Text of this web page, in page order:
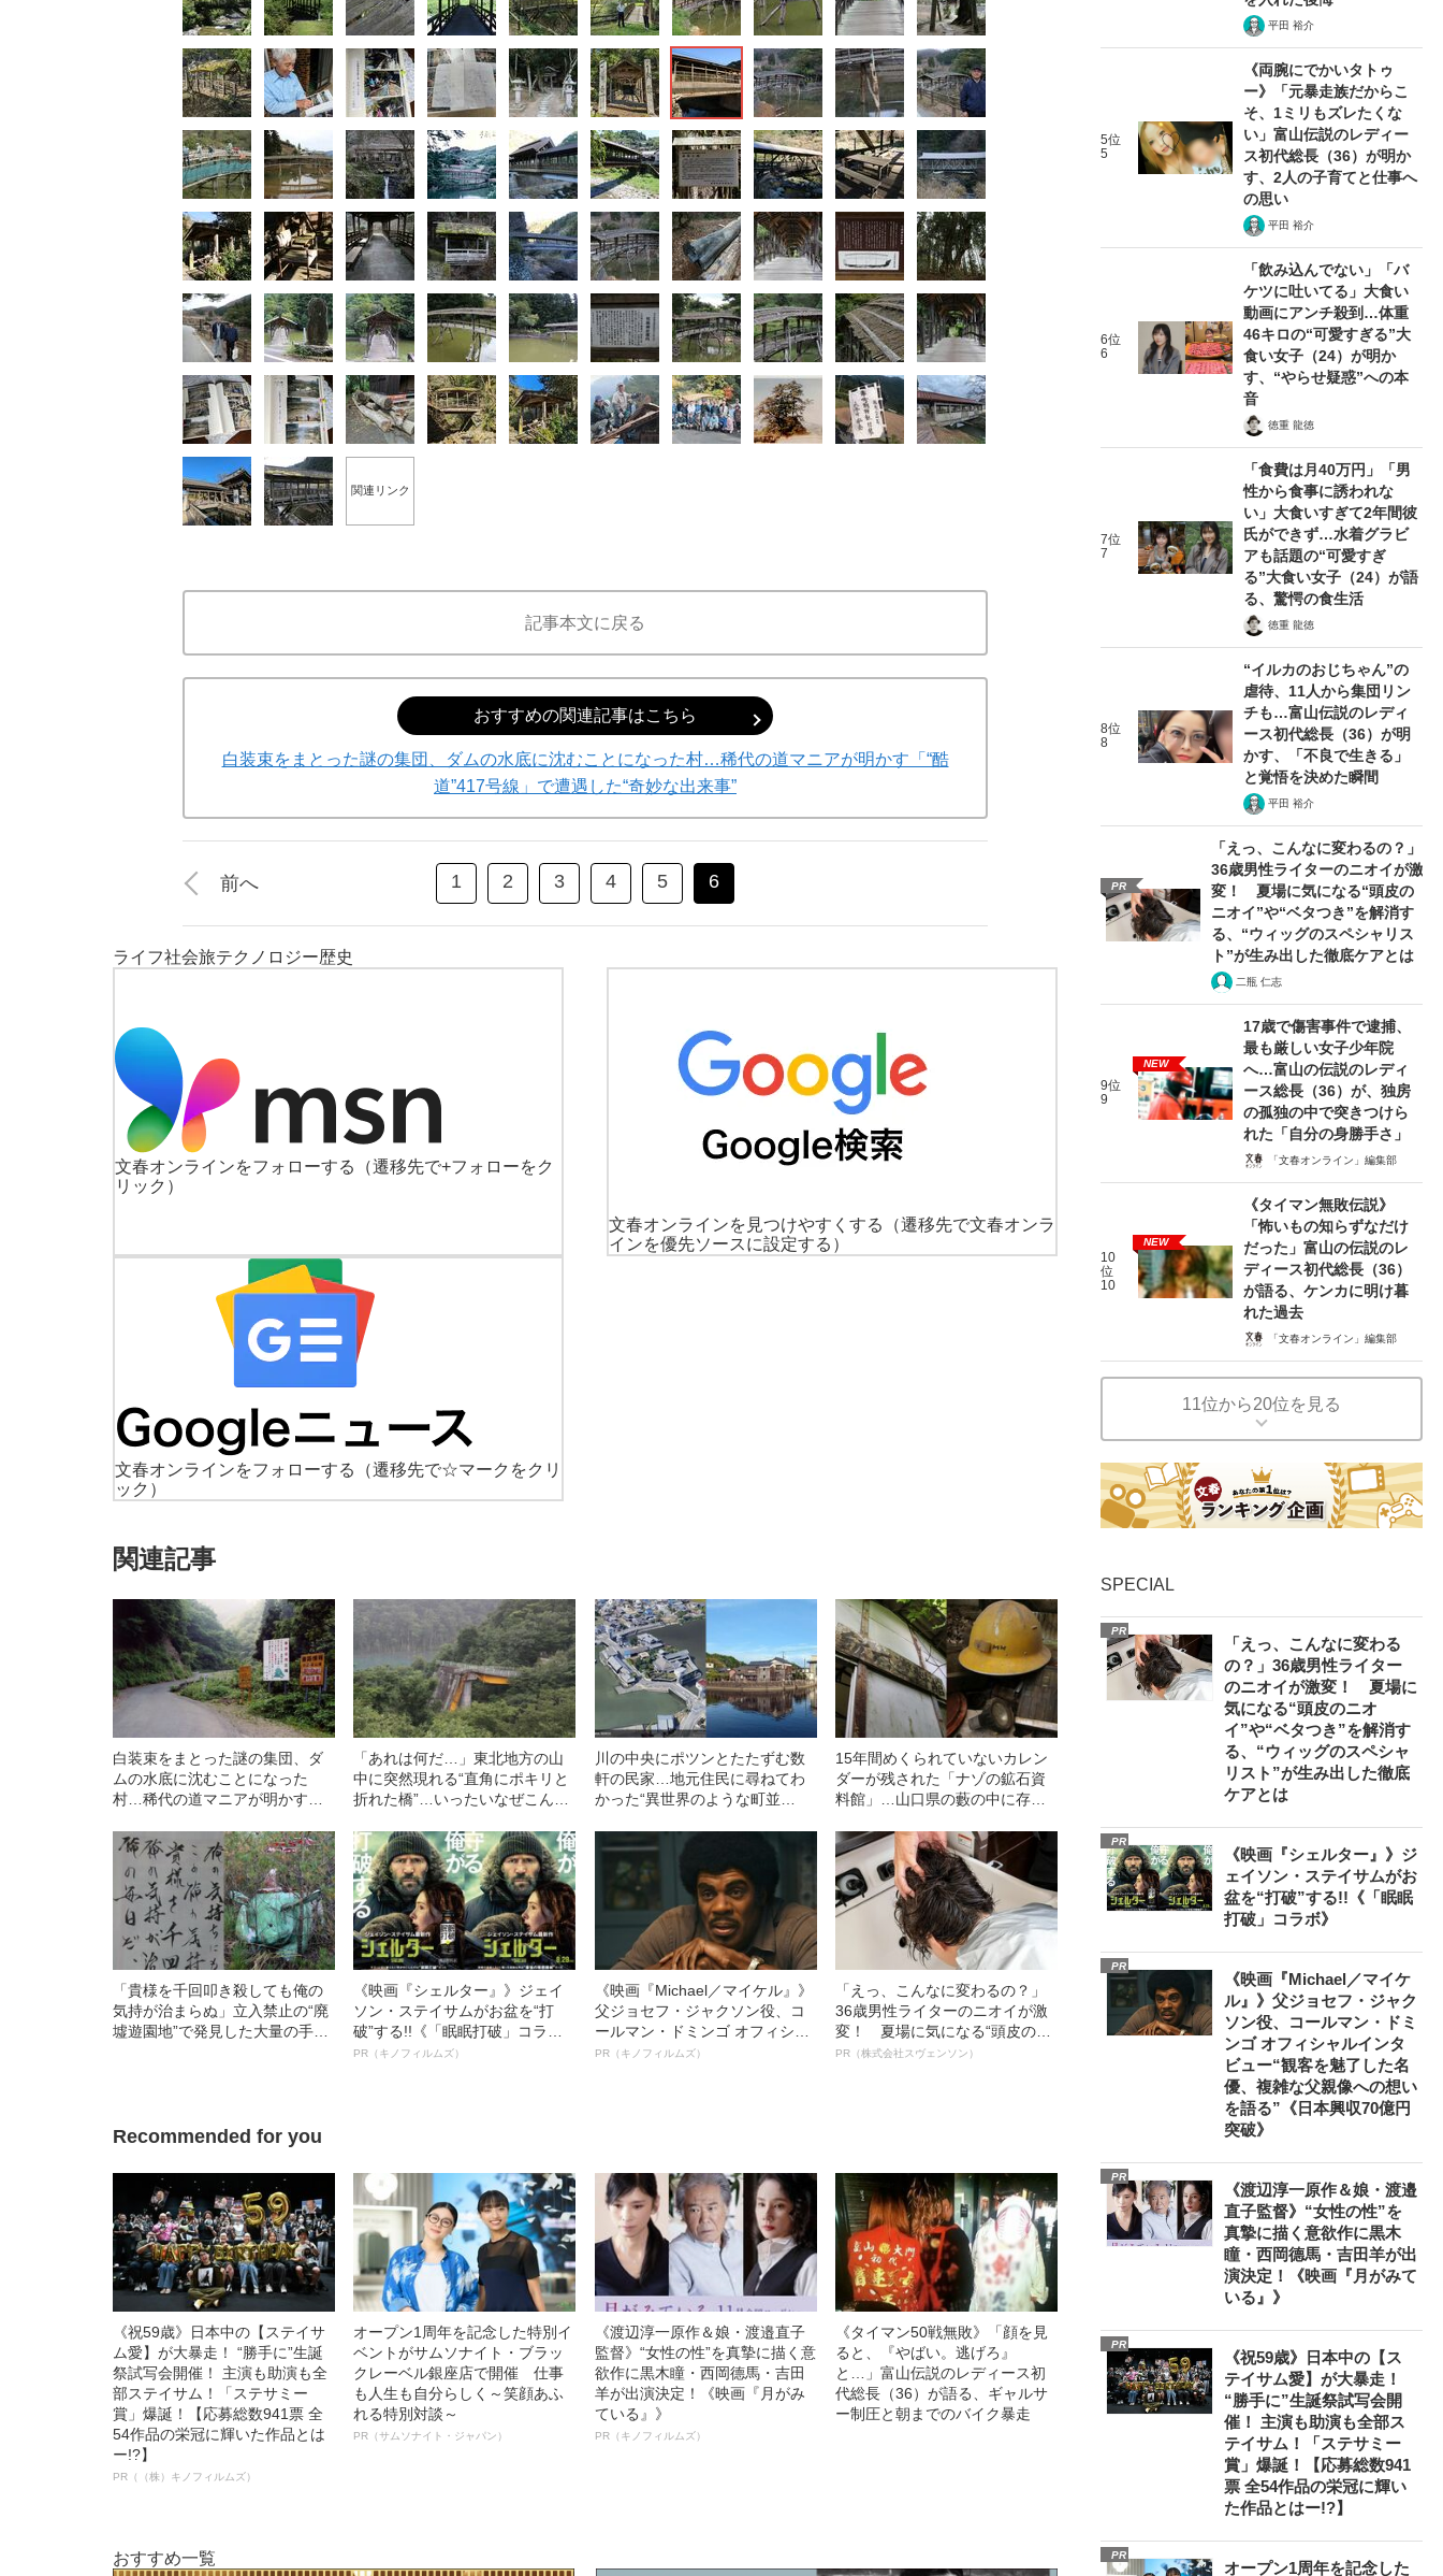
関連リンク
記事本文に戻る
おすすめの関連記事はこちら
白装束をまとった謎の集団、ダムの水底に沈むことになった村…稀代の道マニアが明かす「“酷
道”417号線」で遭遇した“奇妙な出来事”
前へ 1 2 3 4 5 6
ライフ社会旅テクノロジー歴史
文春オンラインをフォローする
（遷移先で+フォローをク
リック）
文春オンラインを見つけやすくする
（遷移先で文春オンラ
インを優先ソースに設定する）
文春オンラインをフォローする
（遷移先で☆マークをクリ
ック）
関連記事
白装束をまとった謎の集団、ダ
ムの水底に沈むことになった
村…稀代の道マニアが明かす
た“奇妙な出来事”
「あれは何だ…」東北地方の山
中に突然現れる“直角にポキリと
折れた橋”…いったいなぜこんな
川の中央にポツンとたたずむ数
軒の民家…地元住民に尋ねてわ
かった“異世界のような町並
半期BEST5
15年間めくられていないカレン
ダーが残された「ナゾの鉱石資
料館」…山口県の藪の中に存在
ってみた
「貴様を千回叩き殺しても俺の
気持が治まらぬ」立入禁止の“廃
墟遊園地”で発見した大量の手紙
《映画『シェルター』》ジェイ
ソン・ステイサムがお盆を“打
破”する!!《「眠眠打破」コラ
ボ》
PR（キノフィルムズ）
《映画『Michael／マイケル』》
父ジョセフ・ジャクソン役、コ
ールマン・ドミンゴ オフィシャ
ルインタビュー“観客を魅了した
PR（キノフィルムズ）
「えっ、こんなに変わるの？」
36歳男性ライターのニオイが激
変！ 夏場に気になる“頭皮のニ
オイ”や“ベタつき”を解消す
PR（株式会社スヴェンソン）
Recommended for you
《祝59歳》日本中の【ステイサ
ム愛】が大暴走！ “勝手に”生誕
祭試写会開催！ 主演も助演も全
部ステイサム！「ステサミー
賞」爆誕！【応募総数941票 全
54作品の栄冠に輝いた作品とは
ー!?】
PR（（株）キノフィルムズ）
オープン1周年を記念した特別イ
ベントがサムソナイト・ブラッ
クレーベル銀座店で開催 仕事
も人生も自分らしく～笑顔あふ
れる特別対談～
PR（サムソナイト・ジャパン）
《渡辺淳一原作＆娘・渡邉直子
監督》“女性の性”を真摯に描く意
欲作に黒木瞳・西岡德馬・吉田
羊が出演決定！《映画『月がみ
ている』》
PR（キノフィルムズ）
《タイマン50戦無敗》「顔を見
ると、『やばい。逃げろ』
と…」富山伝説のレディース初
代総長（36）が語る、ギャルサ
ー制圧と朝までのバイク暴走
おすすめ一覧
平田 裕介
5位
5
《両腕にでかいタトゥ
ー》「元暴走族だからこ
そ、1ミリもズレたくな
い」富山伝説のレディー
ス初代総長（36）が明か
す、2人の子育てと仕事へ
の思い
平田 裕介
6位
6
「飲み込んでない」「バ
ケツに吐いてる」大食い
動画にアンチ殺到…体重
46キロの“可愛すぎる”大
食い女子（24）が明か
す、“やらせ疑惑”への本
音
徳重 龍徳
7位
7
「食費は月40万円」「男
性から食事に誘われな
い」大食いすぎて2年間彼
氏ができず…水着グラビ
アも話題の“可愛すぎ
る”大食い女子（24）が語
る、驚愕の食生活
徳重 龍徳
8位
8
“イルカのおじちゃん”の
虐待、11人から集団リン
チも…富山伝説のレディ
ース初代総長（36）が明
かす、「不良で生きる」
と覚悟を決めた瞬間
平田 裕介
PR
「えっ、こんなに変わるの？」
36歳男性ライターのニオイが激
変！ 夏場に気になる“頭皮の
ニオイ”や“ベタつき”を解消す
る、“ウィッグのスペシャリス
ト”が生み出した徹底ケアとは
二瓶 仁志
9位
9
NEW
17歳で傷害事件で逮捕、
最も厳しい女子少年院
へ…富山の伝説のレディ
ース総長（36）が、独房
の孤独の中で突きつけら
れた「自分の身勝手さ」
「文春オンライン」編集部
10
位
10
NEW
《タイマン無敗伝説》
「怖いもの知らずなだけ
だった」富山の伝説のレ
ディース初代総長（36）
が語る、ケンカに明け暮
れた過去
「文春オンライン」編集部
11位から20位を見る
SPECIAL
PR
「えっ、こんなに変わる
の？」36歳男性ライター
のニオイが激変！ 夏場に
気になる“頭皮のニオ
イ”や“ベタつき”を解消す
る、“ウィッグのスペシャ
リスト”が生み出した徹底
ケアとは
PR
《映画『シェルター』》ジ
ェイソン・ステイサムがお
盆を“打破”する!!《「眠眠
打破」コラボ》
PR
《映画『Michael／マイケ
ル』》父ジョセフ・ジャク
ソン役、コールマン・ドミ
ンゴ オフィシャルインタ
ビュー“観客を魅了した名
優、複雑な父親像への想い
を語る”《日本興収70億円
突破》
PR
《渡辺淳一原作＆娘・渡邉
直子監督》“女性の性”を
真摯に描く意欲作に黒木
瞳・西岡德馬・吉田羊が出
演決定！《映画『月がみて
いる』》
PR
《祝59歳》日本中の【ス
テイサム愛】が大暴走！
“勝手に”生誕祭試写会開
催！ 主演も助演も全部ス
テイサム！「ステサミー
賞」爆誕！【応募総数941
票 全54作品の栄冠に輝い
た作品とはー!?】
PR
オープン1周年を記念した